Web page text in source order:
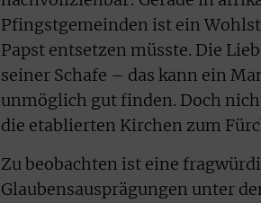
Pfingstgemeinden ist ein
Papst entsetzen müsste. Die
seiner Schafe – das kann ein
unmöglich gut finden. Doch
die etablierten Kirchen zum
Zu beobachten ist eine
Glaubensausprägungen unter